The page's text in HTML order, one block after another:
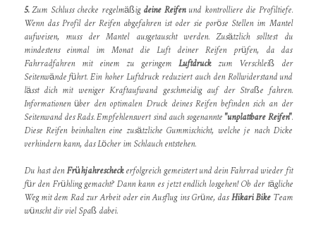
5.Zum Schluss checke regelmäßigdeine Reifenund kontrolliere die Profiltiefe.
Wenn das Profil der Reifen abgefahren ist oder sie poröse Stellen im Mantel
aufweisen, muss der Mantel ausgetauscht werden. Zusätzlich solltest du
mindestens einmal im Monat die Luft deiner Reifen prüfen, da das
Fahrradfahren mit einem zu geringem Luftdruckzum Verschleiß der
Seitenwände führt. Ein hoher Luftdruck reduziert auch den Rollwiderstand und
lässt dich mit weniger Kraftaufwand geschmeidig auf der Straße fahren.
Informationen über den optimalen Druck deines Reifen befinden sich an der
Seitenwand des Rads. Empfehlenswert sind auch sogenannte"unplattbare Reifen".
Diese Reifen beinhalten eine zusätzliche Gummischicht, welche je nach Dicke
verhindern kann, das Löcher im Schlauch entstehen.
Du hast denFrühjahrescheckerfolgreich gemeistert und dein Fahrrad wieder fit
für den Frühling gemacht? Dann kann es jetzt endlich losgehen! Ob der tägliche
Weg mit dem Rad zur Arbeit oder ein Ausflug ins Grüne, dasHikari BikeTeam
wünscht dir viel Spaß dabei.